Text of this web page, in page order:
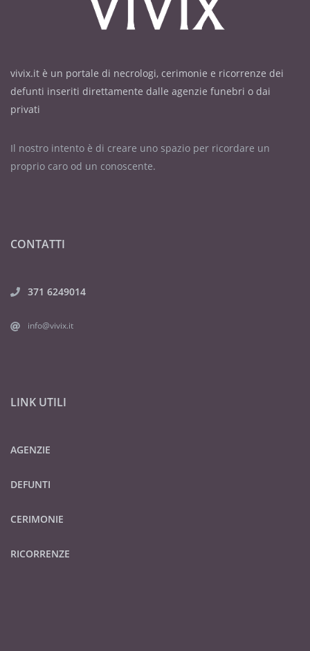
SI DISPENSA DALLE VISITE
vivix.it è un portale di necrologi, cerimonie e ricorrenze dei
defunti inseriti direttamente dalle agenzie funebri o dai
privati
Il nostro intento è di creare uno spazio per ricordare un
proprio caro od un conoscente.
CONTATTI
371 6249014
info@vivix.it
LINK UTILI
AGENZIE
DEFUNTI
CERIMONIE
RICORRENZE